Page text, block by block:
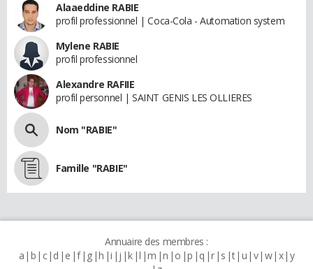
Alaaeddine RABIE
profil professionnel | Coca-Cola - Automation system
Mylene RABIE
profil professionnel
Alexandre RAFIIE
profil personnel | SAINT GENIS LES OLLIERES
Nom "RABIE"
Famille "RABIE"
Annuaire des membres :
a b c d e f g h i j k l m n o p q r s t u v w x y